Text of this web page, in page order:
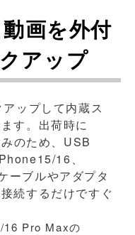
画を外付
アップ
ップして内蔵ス
す。出荷時に
のため、USB
16、
ーブルやアダプタ
続するだけですぐ
Pro Maxの